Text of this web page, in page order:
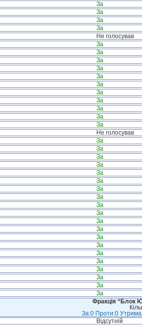
За
За
За
За
Не голосував
За
За
За
За
За
За
За
За
За
За
За
Не голосував
За
За
За
За
За
За
За
За
За
За
За
За
За
За
За
За
За
За
За
За
Фракція “Блок
За:0 Проти:0
Відсутній